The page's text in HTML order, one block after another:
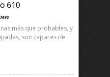
610
más que probables, y
son capaces de